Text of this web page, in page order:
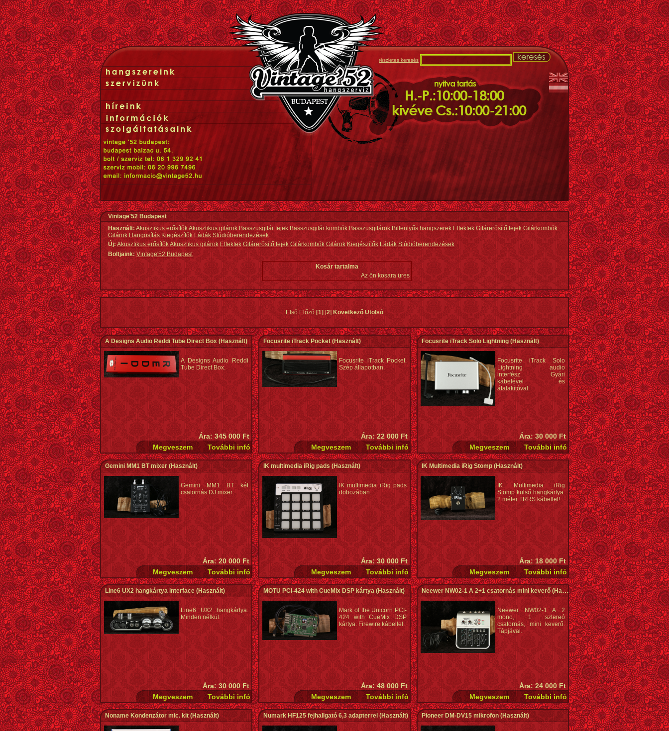
részletes keresés
Vintage'52 Budapest
Használt: Akusztikus erősítőkAkusztikus gitárok Basszusgitár fejek Basszusgitár kombók Basszusgitárok Billentyűs hangszerek Effektek Gitárerősítő fejek Gitárkombók
Gitárok Hangosítás Kiegészítők Ládák Stúdióberendezések
Új:Akusztikus erősítőkAkusztikus gitárok Effektek Gitárerősítő fejek Gitárkombók Gitárok Kiegészítők Ládák Stúdióberendezések
Boltjaink: Vintage'52 Budapest
Kosár tartalma
Az ön kosara üres
Első Előző [1] [2] Következő Utolsó
A Designs Audio Reddi Tube Direct Box(Használt)
A Designs Audio Reddi
Tube Direct Box.
Ára: 345 000 Ft
Focusrite iTrack Pocket(Használt)
Focusrite iTrack Pocket.
Szép állapotban.
Ára: 22 000 Ft
Focusrite iTrack Solo Lightning (Használt)
Focusrite iTrack Solo
Lightning audio
interfész. Gyári
kábelével és
átalakítóval.
Ára: 30 000 Ft
Gemini MM1 BT mixer(Használt)
Gemini MM1 BT két
csatornás DJ mixer
Ára: 20 000 Ft
IK multimedia iRig pads(Használt)
IK multimedia iRig pads
dobozában.
Ára: 30 000 Ft
IK Multimedia iRig Stomp(Használt)
IK Multimedia iRig
Stomp külső hangkártya.
2 méter TRRS kábellel!
Ára: 18 000 Ft
Line6 UX2 hangkártya interface (Használt)
Line6 UX2 hangkártya.
Minden nélkül.
Ára: 30 000 Ft
MOTU PCI-424 with CueMix DSP kártya(Használt)
Mark of the Unicorn PCI-
424 with CueMix DSP
kártya. Firewire kábellel.
Ára: 48 000 Ft
Neewer NW02-1 A 2+1 csatornás mini keverő(Használt)
Neewer NW02-1 A 2
mono, 1 sztereó
csatornás, mini keverő.
Tápjával.
Ára: 24 000 Ft
Noname Kondenzátor mic. kit(Használt) Numark HF125 fejhallgató 6,3 adapterrel (Használt) Pioneer DM-DV15 mikrofon(Használt)